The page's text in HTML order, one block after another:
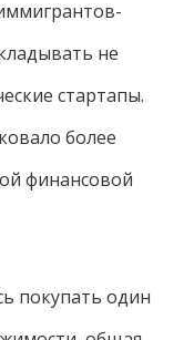
не
стартапы.
более
финансовой
покупать один